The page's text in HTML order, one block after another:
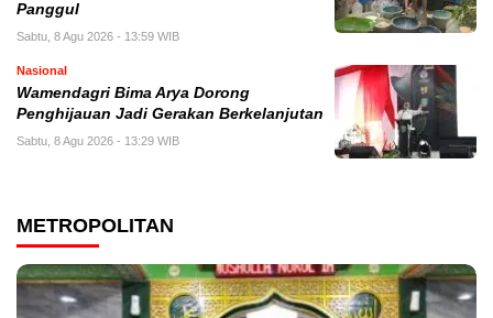
Panggul
Sabtu, 8 Agu 2026 - 13:59 WIB
Nasional
Wamendagri Bima Arya Dorong
Penghijauan Jadi Gerakan Berkelanjutan
Sabtu, 8 Agu 2026 - 13:29 WIB
METROPOLITAN